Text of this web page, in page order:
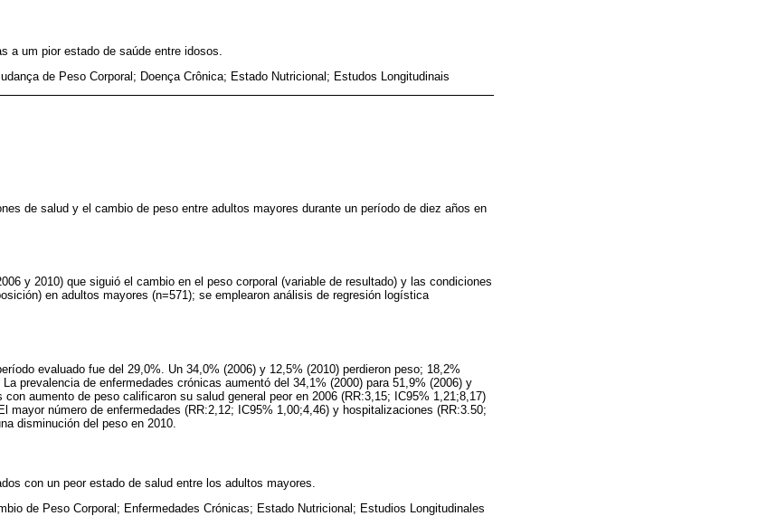
a um pior estado de saúde entre idosos.
de Peso Corporal; Doença Crônica; Estado Nutricional; Estudos Longitudinais
de salud y el cambio de peso entre adultos mayores durante un período de diez años en
y 2010) que siguió el cambio en el peso corporal (variable de resultado) y las condiciones
en adultos mayores (n=571); se emplearon análisis de regresión logística
evaluado fue del 29,0%. Un 34,0% (2006) y 12,5% (2010) perdieron peso; 18,2%
prevalencia de enfermedades crónicas aumentó del 34,1% (2000) para 51,9% (2006) y
aumento de peso calificaron su salud general peor en 2006 (RR:3,15; IC95% 1,21;8,17)
mayor número de enfermedades (RR:2,12; IC95% 1,00;4,46) y hospitalizaciones (RR:3.50;
disminución del peso en 2010.
con un peor estado de salud entre los adultos mayores.
de Peso Corporal; Enfermedades Crónicas; Estado Nutricional; Estudios Longitudinales